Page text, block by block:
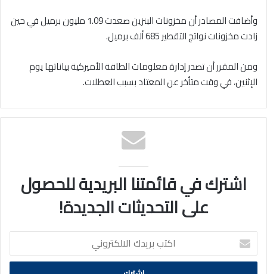
وأضافت المصادر أن مخزونات البنزين صعدت 1.09 مليون برميل في حين
زادت مخزونات نواتج التقطير 685 ألف برميل.
ومن المقرر أن تصدر إدارة معلومات الطاقة الأميركية بياناتها يوم
الإثنين، في وقت متأخر عن المعتاد بسبب العطلات.
اشترك في قائمتنا البريدية للحصول
على التحديثات الجديدة!
اكتب
بريدك
الالكتروني